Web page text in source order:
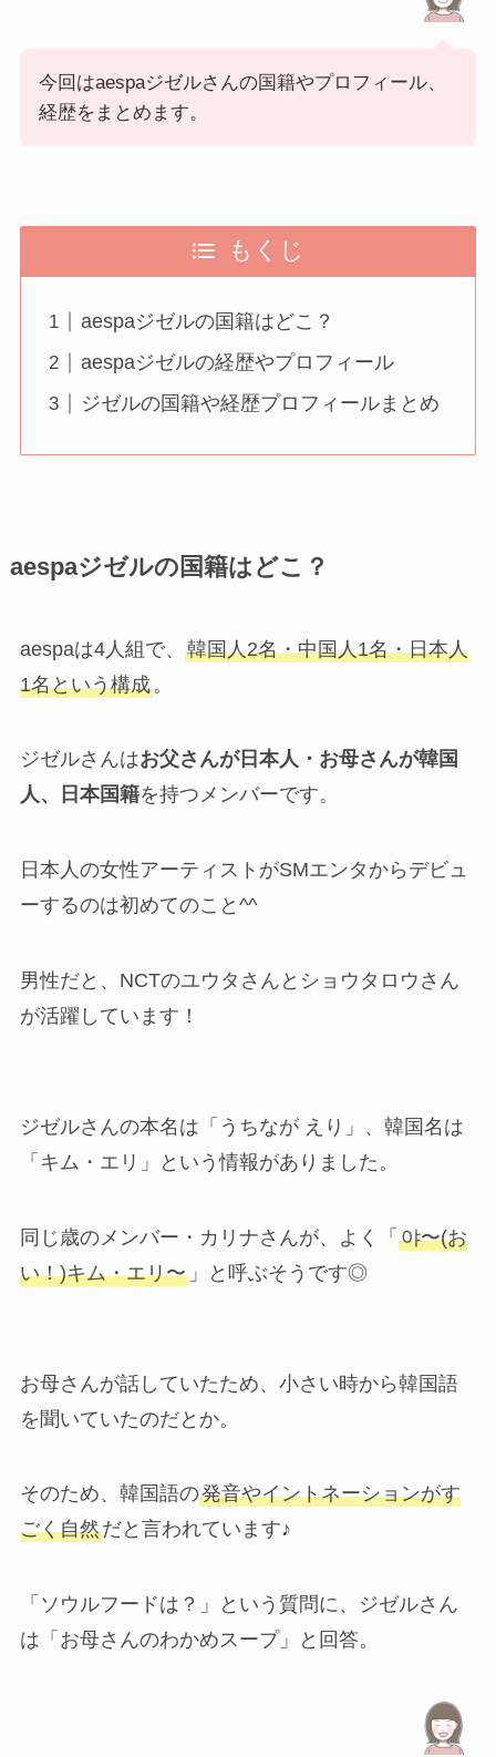
今回はaespaジゼルさんの国籍やプロフィール、
経歴をまとめます。
もくじ
aespaジゼルの国籍はどこ？
aespaジゼルの経歴やプロフィール
ジゼルの国籍や経歴プロフィールまとめ
aespaジゼルの国籍はどこ？
aespaは4人組で、 韓国人2名・中国人1名・日本人
1名という構成。
ジゼルさんはお父さんが日本人・お母さんが韓国
人、日本国籍を持つメンバーです。
日本人の女性アーティストがSMエンタからデビュ
ーするのは初めてのこと^^
男性だと、NCTのユウタさんとショウタロウさん
が活躍しています！
ジゼルさんの本名は「うちなが えり」、韓国名は
「キム・エリ」という情報がありました。
同じ歳のメンバー・カリナさんが、よく「 야〜(お
い！)キム・エリ〜」と呼ぶそうです◎
お母さんが話していたため、小さい時から韓国語
を聞いていたのだとか。
そのため、韓国語の発音やイントネーションがす
ごく自然だと言われています♪
「ソウルフードは？」という質問に、ジゼルさん
は「お母さんのわかめスープ」と回答。